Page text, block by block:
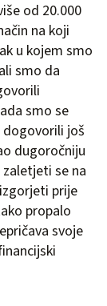
od 20.000
na koji
u kojem smo
smo da
smo se
još
dugoročniju
se na
prije
propalo
svoje